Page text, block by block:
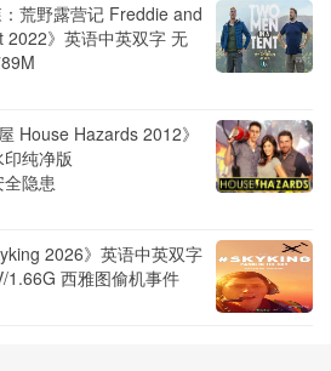
荒野露营记 Freddie and
》英语中英双字 无
House Hazards 2012》
纯净版
隐患
2026》英语中英双字
1.66G 西雅图偷机事件